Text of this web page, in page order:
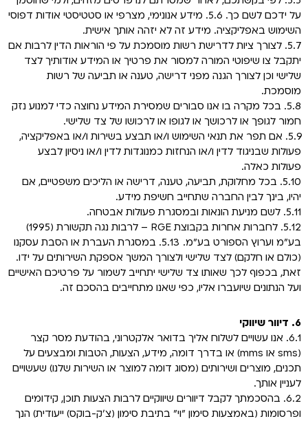
על ידכם לשם כך. 5.6. מידע אנונימי, מצרפי או סטטיסטי אודות דפוסי
השימוש באפליקציה. מידע זה לא יזהה אותך אישית.
5.7. לצורך ציות לדרישת רשות מוסמכת על פי הוראות הדין לרבות אם
יתקבל צו שיפוטי המורה למסור את פרטיך או המידע אודותיך לצד
שלישי וכן לצורך הגנה מפני דרישה, טענה או תביעה של רשות
מוסמכת.
5.8. בכל מקרה בו אנו סבורים שמסירת המידע נחוצה כדי למנוע נזק
חמור לגופך או לרכושך או לגופו או לרכושו של צד שלישי.
5.9. אם תפר את תנאי השימוש ו/או תבצע בשירות ו/או באפליקציה,
פעולות שבניגוד לדין ו/או הנחזות כמנוגדות לדין ו/או ניסיון לבצע
פעולות כאלה.
5.10. בכל מחלוקת, תביעה, טענה, דרישה או הליכים משפטיים, אם
יהיו, בינך לבין החברה שתחייב חשיפת מידע.
5.11. לשם מניעת הונאות ובמסגרת פעולות אבטחה.
5.12. לחברות אחרות בקבוצת RGE – לרבות נגה תקשורת (1995)
בע"מ וערוץ הספורט בע"מ. 5.13. במסגרת העברת או הסבת עסקנו
(כולם או חלקם) לצד שלישי ולצורך המשך אספקת השירותים על ידו.
זאת, בכפוף לכך שאותו צד שלישי יתחייב לשמור על פרטיכם האישיים
ועל הנתונים שיועברו אליו, כפי שאנו מתחייבים בהסכם זה.
6. דיוור שיווקי
6.1. אנו עשויים לשלוח אליך בדואר אלקטרוני, בהודעת מסר קצר
(sms או mms) או בדרך דומה, מידע, הצעות, הטבות ומבצעים על
תכנים, מוצרים ושירותים (מסוג דומה למוצר או השירות שלנו) שעשויים
לעניין אותך.
6.2. בהסכמתך לקבל דיוורים שיווקיים לרבות הצעות תוכן, קידומים
ופרסומות (באמצעות סימון "וי" בתיבת סימון (צ'ק-בוקס) ייעודית) הנך